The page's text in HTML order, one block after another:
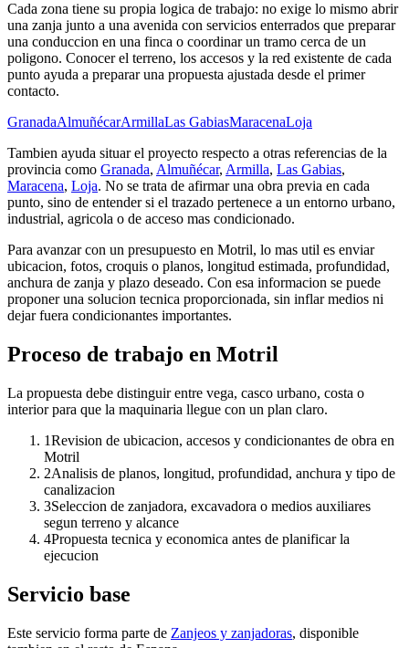
Cada zona tiene su propia logica de trabajo: no exige lo mismo abrir
una zanja junto a una avenida con servicios enterrados que preparar
una conduccion en una finca o coordinar un tramo cerca de un
poligono. Conocer el terreno, los accesos y la red existente de cada
punto ayuda a preparar una propuesta ajustada desde el primer
contacto.
GranadaAlmuñécarArmillaLas GabiasMaracenaLoja
Tambien ayuda situar el proyecto respecto a otras referencias de la
provincia como Granada, Almuñécar, Armilla, Las Gabias,
Maracena, Loja. No se trata de afirmar una obra previa en cada
punto, sino de entender si el trazado pertenece a un entorno urbano,
industrial, agricola o de acceso mas condicionado.
Para avanzar con un presupuesto en Motril, lo mas util es enviar
ubicacion, fotos, croquis o planos, longitud estimada, profundidad,
anchura de zanja y plazo deseado. Con esa informacion se puede
proponer una solucion tecnica proporcionada, sin inflar medios ni
dejar fuera condicionantes importantes.
Proceso de trabajo en Motril
La propuesta debe distinguir entre vega, casco urbano, costa o
interior para que la maquinaria llegue con un plan claro.
1Revision de ubicacion, accesos y condicionantes de obra en
Motril
2Analisis de planos, longitud, profundidad, anchura y tipo de
canalizacion
3Seleccion de zanjadora, excavadora o medios auxiliares
segun terreno y alcance
4Propuesta tecnica y economica antes de planificar la
ejecucion
Servicio base
Este servicio forma parte de Zanjeos y zanjadoras, disponible